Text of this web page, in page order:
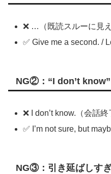
❌ …（既読スルーに見え
✅ Give me a second. /
NG②：“I don’t
❌ I don’t know.（会話終
✅ I’m not sure, but
NG③：引き延ばしす